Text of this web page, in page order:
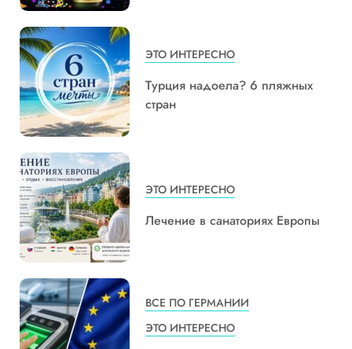
ЭТО ИНТЕРЕСНО
Турция надоела? 6 пляжных
стран
ЭТО ИНТЕРЕСНО
Лечение в санаториях Европы
ВСЕ ПО ГЕРМАНИИ
ЭТО ИНТЕРЕСНО